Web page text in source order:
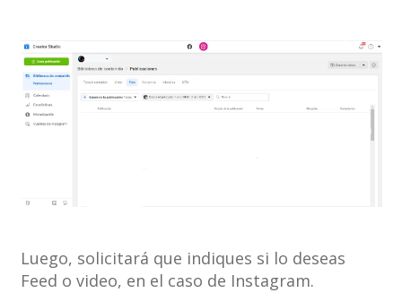
Luego, solicitará que indiques si lo deseas
Feed o video, en el caso de Instagram.